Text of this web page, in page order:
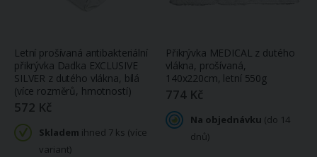
Letní prošívaná antibakteriální
přikrývka Dadka EXCLUSIVE
SILVER z dutého vlákna, bílá
(více rozměrů, hmotností)
572 Kč
Skladem ihned 7 ks (více
variant)
Přikrývka MEDICAL z dutého
vlákna, prošívaná,
140x220cm, letní 550g
774 Kč
Na objednávku (do 14
dnů)